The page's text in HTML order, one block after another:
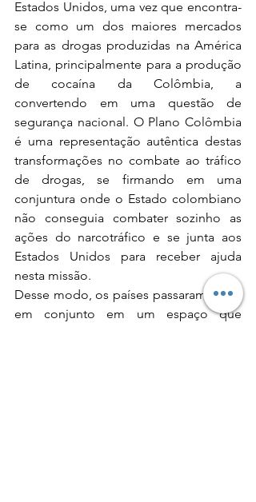
Estados Unidos, uma vez que encontra-
se como um dos maiores mercados
para as drogas produzidas na América
Latina, principalmente para a produção
de cocaína da Colômbia, a
convertendo em uma questão de
segurança nacional. O Plano Colômbia
é uma representação autêntica destas
transformações no combate ao tráfico
de drogas, se firmando em uma
conjuntura onde o Estado colombiano
não conseguia combater sozinho as
ações do narcotráfico e se junta aos
Estados Unidos para receber ajuda
nesta missão.
Desse modo, os países passaram a agir
em conjunto em um espaço que